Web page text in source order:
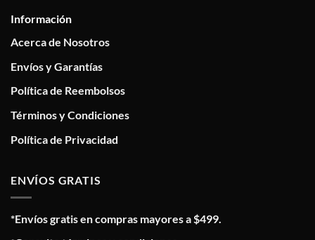
Información
Acerca de Nosotros
Envíos y Garantías
Política de Reembolsos
Términos y Condiciones
Política de Privacidad
ENVÍOS GRATIS
*Envíos gratis en compras mayores a $499.